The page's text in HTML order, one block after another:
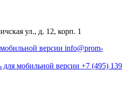
ул., д. 12, корп. 1
info@prom-
+7 (495) 139